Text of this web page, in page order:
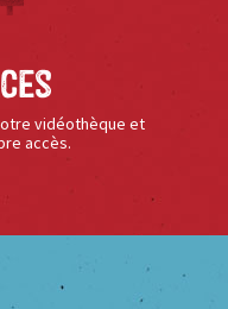
vidéothèque et
accès.